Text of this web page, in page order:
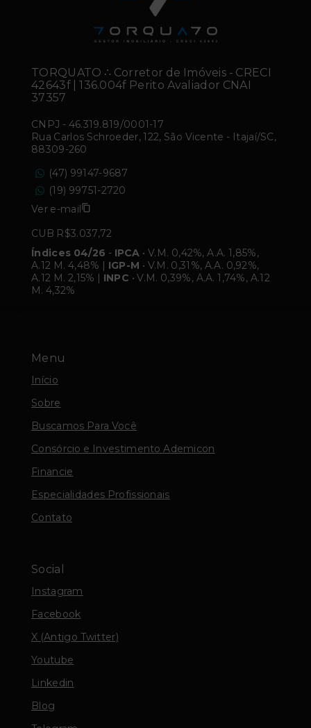
Menu
Início
Sobre
Buscamos Para Você
Consórcio e Investimento Ademicon
Financie
Especialidades Profissionais
Contato
Social
Instagram
Facebook
X (Antigo Twitter)
Youtube
Linkedin
Blog
TORQUATO ∴ Corretor de Imóveis - CRECI
42643f | 136.004f Perito Avaliador CNAI
37357
CNPJ - 46.319.819/0001-17
Rua Carlos Schroeder, 122, São Vicente - Itajaí/SC,
88309-260
(47) 99147-9687
(19) 99751-2720
Ver e-mail
CUB R$3.037,72
Índices 04/26 - IPCA • V.M. 0,42%, A.A. 1,85%,
A.12 M. 4,48% | IGP-M • V.M. 0,31%, A.A. 0,92%,
A.12 M. 2,15% | INPC • V.M. 0,39%, A.A. 1,74%, A.12
M. 4,32%